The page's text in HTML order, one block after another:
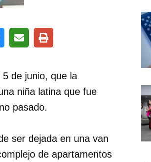
de junio, que la
niña latina que fue
pasado.
ser dejada en una van
de apartamentos